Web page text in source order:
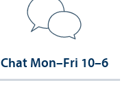
Chat Mon–Fri 10–6